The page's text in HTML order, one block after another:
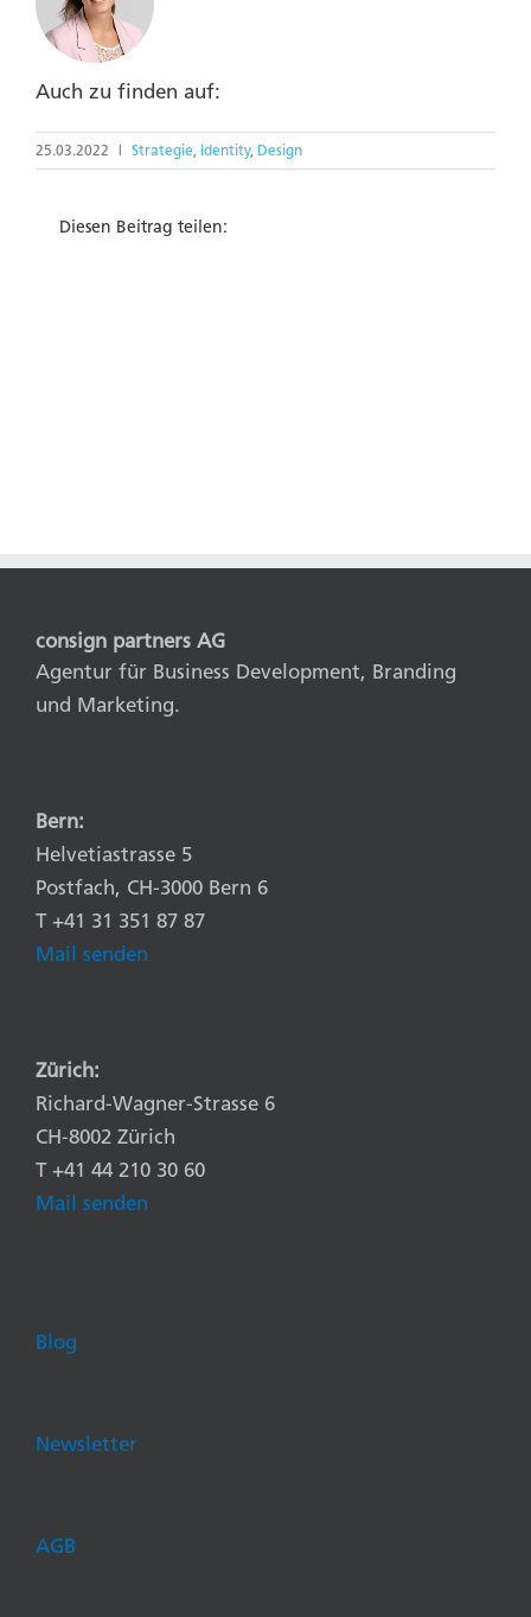
Auch zu finden auf:
25.03.2022 | Strategie Identity, Design
Diesen Beitrag teilen:
consign partners AG
Agentur für Business Development, Branding
und Marketing.
Bern:
Helvetiastrasse 5
Postfach, CH-3000 Bern 6
T +41 31 351 87 87
Mail senden
Zürich:
Richard-Wagner-Strasse 6
CH-8002 Zürich
T +41 44 210 30 60
Mail senden
Blog
Newsletter
AGB